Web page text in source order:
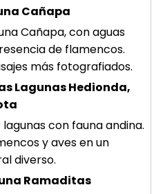
Cañapa
Cañapa, con aguas
de flamencos.
más fotografiados.
Lagunas Hedionda,
con fauna andina.
y aves en un
diverso.
Ramaditas